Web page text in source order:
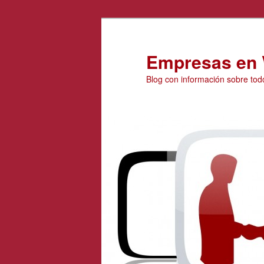
Empresas en
Blog con información sobre